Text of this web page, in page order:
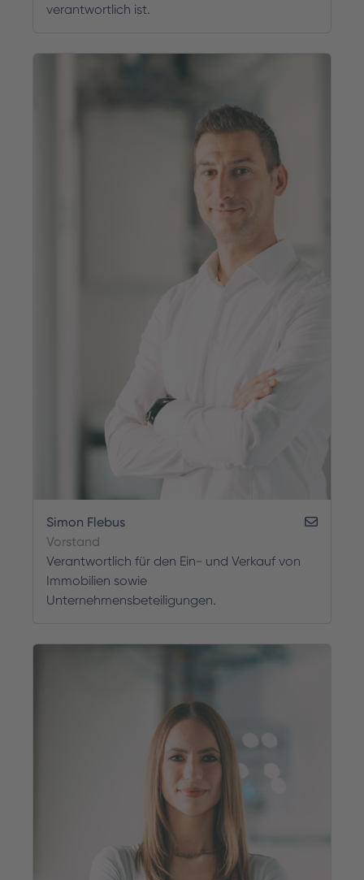
verantwortlich ist.
Simon Flebus
Vorstand
Verantwortlich für den Ein- und Verkauf von
Immobilien sowie
Unternehmensbeteiligungen.